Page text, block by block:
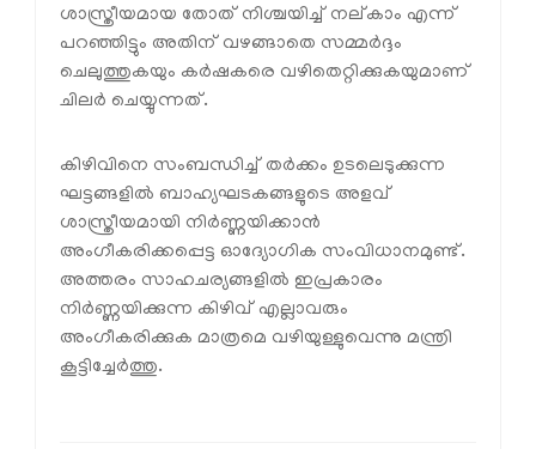
ശാസ്ത്രീയമായ തോത് നിശ്ചയിച്ച് നല്കാം എന്ന്
പറഞ്ഞിട്ടും അതിന് വഴങ്ങാതെ സമ്മർദ്ദം
ചെലുത്തുകയും കർഷകരെ വഴിതെറ്റിക്കുകയുമാണ്
ചിലർ ചെയ്യുന്നത്.
കിഴിവിനെ സംബന്ധിച്ച് തർക്കം ഉടലെടുക്കുന്ന
ഘട്ടങ്ങളിൽ ബാഹ്യഘടകങ്ങളുടെ അളവ്
ശാസ്ത്രീയമായി നിർണ്ണയിക്കാൻ
അംഗീകരിക്കപ്പെട്ട ഓദ്യോഗിക സംവിധാനമുണ്ട്.
അത്തരം സാഹചര്യങ്ങളിൽ ഇപ്രകാരം
നിർണ്ണയിക്കുന്ന കിഴിവ് എല്ലാവരും
അംഗീകരിക്കുക മാത്രമെ വഴിയുള്ളുവെന്നു മന്ത്രി
കൂട്ടിച്ചേർത്തു.